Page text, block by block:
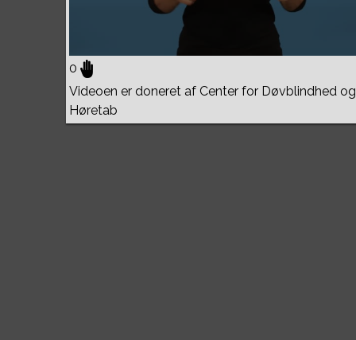
0
Videoen er doneret af Center for Døvblindhed og
Høretab